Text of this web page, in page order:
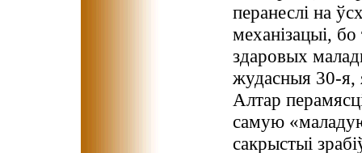
перанеслі на
механізацыі,
здаровых
жудасныя 30-я,
Алтар
самую
сакрыстыі